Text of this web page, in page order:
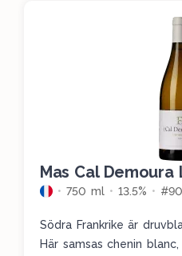
Mas Cal
750 ml 13.5%
Södra Frankrike är
Här samsas chenin